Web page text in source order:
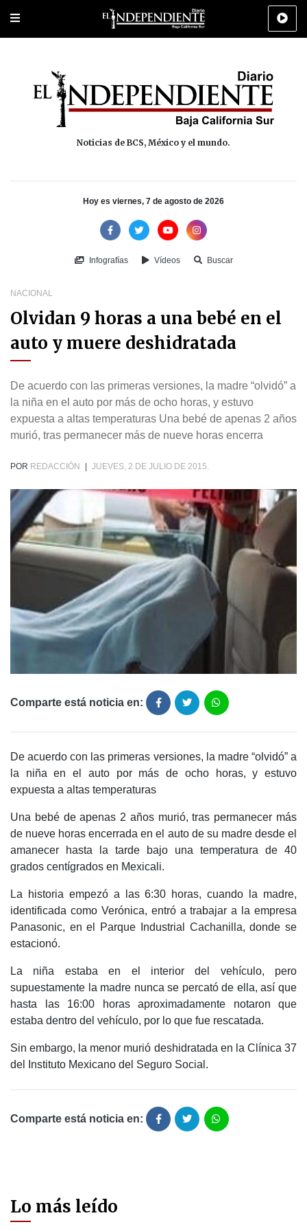
Portada Los Cabos Policiaca Deportes Cultura
Noticias de BCS, México y el mundo.
Hoy es viernes, 7 de agosto de 2026
Infografías Vídeos Buscar
NACIONAL
Olvidan 9 horas a una bebé en el
auto y muere deshidratada
De acuerdo con las primeras versiones, la madre “olvidó” a
la niña en el auto por más de ocho horas, y estuvo
expuesta a altas temperaturas Una bebé de apenas 2 años
murió, tras permanecer más de nueve horas encerra
POR REDACCIÓN JUEVES, 2 DE JULIO DE 2015.
Comparte está noticia en:
De acuerdo con las primeras versiones, la madre “olvidó” a
la niña en el auto por más de ocho horas, y estuvo
expuesta a altas temperaturas
Una bebé de apenas 2 años murió, tras permanecer más
de nueve horas encerrada en el auto de su madre desde el
amanecer hasta la tarde bajo una temperatura de 40
grados centígrados en Mexicali.
La historia empezó a las 6:30 horas, cuando la madre,
identificada como Verónica, entró a trabajar a la empresa
Panasonic, en el Parque Industrial Cachanilla, donde se
estacionó.
La niña estaba en el interior del vehículo, pero
supuestamente la madre nunca se percató de ella, así que
hasta las 16:00 horas aproximadamente notaron que
estaba dentro del vehículo, por lo que fue rescatada.
Sin embargo, la menor murió deshidratada en la Clínica 37
del Instituto Mexicano del Seguro Social.
Comparte está noticia en:
Lo más leído